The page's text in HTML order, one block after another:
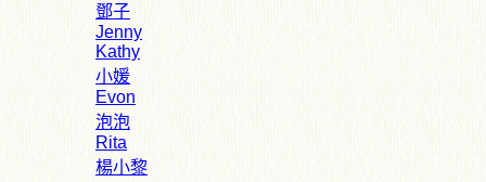
鄧子
Jenny
Kathy
小媛
Evon
泡泡
Rita
楊小黎